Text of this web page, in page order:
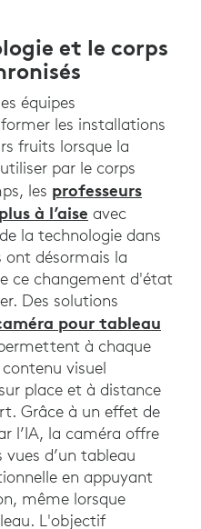
et le corps
équipes
les installations
fruits lorsque la
par le corps
les professeurs
à l’aise avec
la technologie dans
ont désormais la
ce changement d'état
Des solutions
pour tableau
à chaque
visuel
place et à distance
Grâce à un effet de
l’IA, la caméra offre
d’un tableau
en appuyant
même lorsque
L'objectif